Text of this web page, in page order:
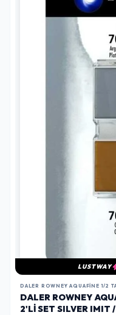
LUSTWAY
DALER ROWNEY AQUAFINE 1/2
DALER ROWNEY
2'LI SET SILVER IMIT